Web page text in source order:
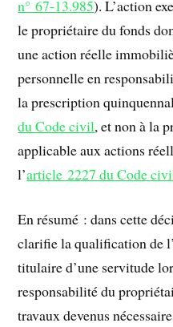
n° 67-13.985). L’action
le propriétaire du fonds
une action réelle
personnelle en
la prescription
du Code civil, et non à la
applicable aux actions
l’article 2227 du Code
En résumé : dans cette
clarifie la qualification de
titulaire d’une servitude
responsabilité du
travaux devenus